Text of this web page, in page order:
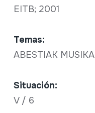
EITB; 2001
Temas:
ABESTIAK MUSIKA
Situación:
V / 6